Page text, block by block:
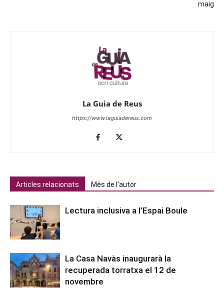
maig
La Guia de Reus
https://www.laguiadereus.com
Articles relacionats Més de l'autor
Lectura inclusiva a l’Espai Boule
La Casa Navàs inaugurarà la
recuperada torratxa el 12 de
novembre